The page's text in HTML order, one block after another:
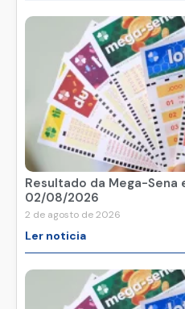
Resultado da Mega-Sena
02/08/2026
2 de agosto de 2026
Ler noticia